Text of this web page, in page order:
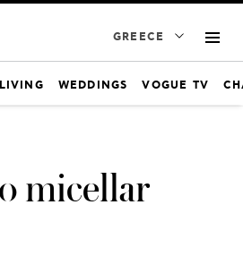
GREECE
LIVING WEDDINGS VOGUE TV
micellar